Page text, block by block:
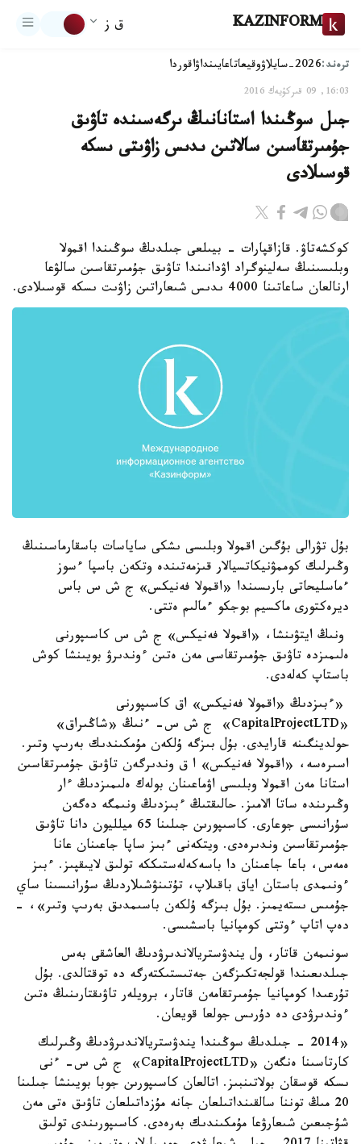
KAZINFORM ق ز
ترەند:2026-سايلاۋ وقيعاتاعايىنداۋاقوردا
16:03, 09 قىركۇيەك 2016
جىل سوڭىندا استانانىڭ ىرگەسىندە تاۋىق
جۇمىرتقاسىن سالاتىن ىدىس زاۋىتى ىسكە
قوسىلادى
كوكشەتاۋ. قازاقپارات - بيىلعى جىلدىڭ سوڭىندا اقمولا
وبلىسىنىڭ سەلينوگراد اۋدانىندا تاۋىق جۇمىرتقاسىن سالۋعا
ارنالعان ساعاتىنا 4000 ىدىس شىعاراتىن زاۋىت ىسكە قوسىلادى.
بۇل تۋرالى بۇگىن اقمولا وبلىسى ىشكى ساياسات باسقارماسىنىڭ
وڭىرلىك كوممۋنيكاتسيالار قىزمەتىندە وتكەن باسپا ءسوز
ءماسليحاتى بارىسىندا «اقمولا فەنيكس» ج ش س باس
ديرەكتورى ماكسيم بوجكو ءمالىم ەتتى.
ونىڭ ايتۋىنشا، «اقمولا فەنيكس» ج ش س كاسىپورنى
ەلىمىزدە تاۋىق جۇمىرتقاسى مەن ەتىن ءوندىرۋ بويىنشا كوش
باستاپ كەلەدى.
«ءبىزدىڭ «اقمولا فەنيكس» اق كاسىپورنى
«CapitalProjectLTD» ج ش س- ءنىڭ «شاڭىراق»
حولدينگىنە قارايدى. بۇل بىزگە ۇلكەن مۇمكىندىك بەرىپ وتىر.
اسىرەسە، «اقمولا فەنيكس» ا ق وندىرگەن تاۋىق جۇمىرتقاسىن
استانا مەن اقمولا وبلىسى اۋماعىنان بولەك ەلىمىزدىڭ ءار
وڭىرىندە ساتا الامىز. حالىقتىڭ ءبىزدىڭ ونىمگە دەگەن
سۇرانىسى جوعارى. كاسىپورىن جىلىنا 65 ميلليون دانا تاۋىق
جۇمىرتقاسىن وندىرەدى. ويتكەنى ءبىز ساپا جاعىنان عانا
ەمەس، باعا جاعىنان دا باسەكەلەستىككە تولىق لايىقپىز. ءبىز
ءونىمدى باستان اياق باقىلاپ، تۇتىنۋشىلاردىڭ سۇرانىسىنا ساي
جۇمىس ىستەيمىز. بۇل بىزگە ۇلكەن باسىمدىق بەرىپ وتىر»، -
دەپ اتاپ ءوتتى كومپانيا باسشىسى.
سونىمەن قاتار، ول يندۋستريالاندىرۋدىڭ العاشقى بەس
جىلدىعىندا قولجەتكىزگەن جەتىستىكتەرگە دە توقتالدى. بۇل
تۇرعىدا كومپانيا جۇمىرتقامەن قاتار، برويلەر تاۋىقتارىنىڭ ەتىن
ءوندىرۋدى دە دۇرىس جولعا قويعان.
«2014 - جىلدىڭ سوڭىندا يندۋستريالاندىرۋدىڭ وڭىرلىك
كارتاسىنا ەنگەن «CapitalProjectLTD» ج ش س- ءنى
ىسكە قوسقان بولاتىنبىز. اتالعان كاسىپورىن جوبا بويىنشا جىلىنا
20 مىڭ توننا سالقىنداتىلعان جانە مۇزداتىلعان تاۋىق ەتى مەن
شۇجىعىن شىعارۋعا مۇمكىندىك بەرەدى. كاسىپورىندى تولىق